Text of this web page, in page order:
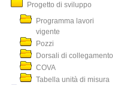
Progetto di sviluppo
Programma lavori
vigente
Pozzi
Dorsali di collegamento
COVA
Tabella unità di misura